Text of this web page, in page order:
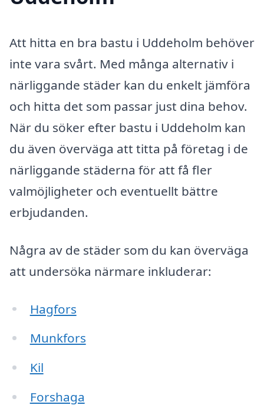
Att hitta en bra bastu i Uddeholm behöver
inte vara svårt. Med många alternativ i
närliggande städer kan du enkelt jämföra
och hitta det som passar just dina behov.
När du söker efter bastu i Uddeholm kan
du även överväga att titta på företag i de
närliggande städerna för att få fler
valmöjligheter och eventuellt bättre
erbjudanden.
Några av de städer som du kan överväga
att undersöka närmare inkluderar:
Hagfors
Munkfors
Kil
Forshaga